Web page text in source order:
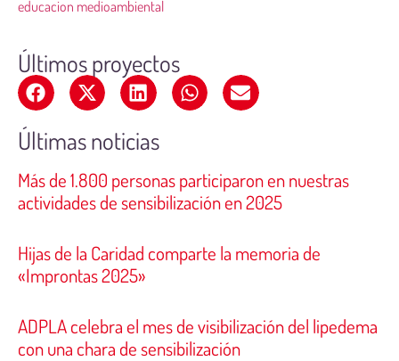
educacion medioambiental
Últimos proyectos
Últimas noticias
Más de 1.800 personas participaron en nuestras
actividades de sensibilización en 2025
Hijas de la Caridad comparte la memoria de
«Improntas 2025»
ADPLA celebra el mes de visibilización del lipedema
con una chara de sensibilización